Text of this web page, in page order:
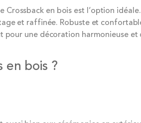
en bois est l’option
et raffinée. Robuste et
une décoration harmonieuse et
en bois ?